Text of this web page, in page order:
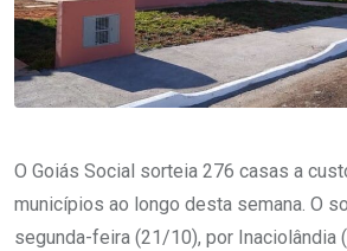
O Goiás Social sorteia 276 casas a
municípios ao longo desta semana. O
segunda-feira (21/10), por Inaciolândia